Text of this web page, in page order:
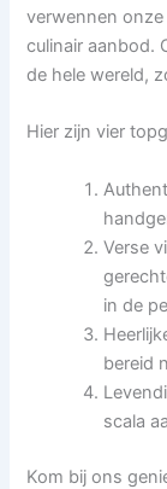
verwennen
culinair aanbod.
de hele wereld,
Hier zijn vier
Verse
in de
bereid
scala
Kom bij ons